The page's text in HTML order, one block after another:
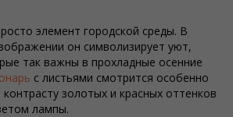
элемент городской среды. В
он символизирует уют,
так важны в прохладные осенние
с листьями смотрится особенно
золотых и красных оттенков
лампы.